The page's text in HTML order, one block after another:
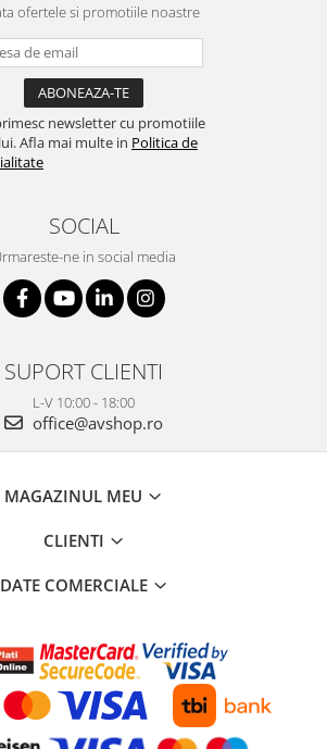
ofertele si promotiile noastre
newsletter cu promotiile
Afla mai multe in Politica de
SOCIAL
ne in social media
SUPORT CLIENTI
L-V 10:00 - 18:00
office@avshop.ro
MAGAZINUL MEU
CLIENTI
DATE COMERCIALE